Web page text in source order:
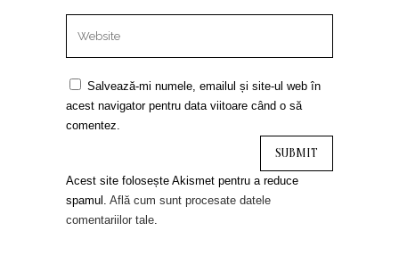
Salvează-mi numele, emailul și site-ul web în
acest navigator pentru data viitoare când o să
comentez.
Acest site folosește Akismet pentru a reduce
spamul. Află cum sunt procesate datele
comentariilor tale.